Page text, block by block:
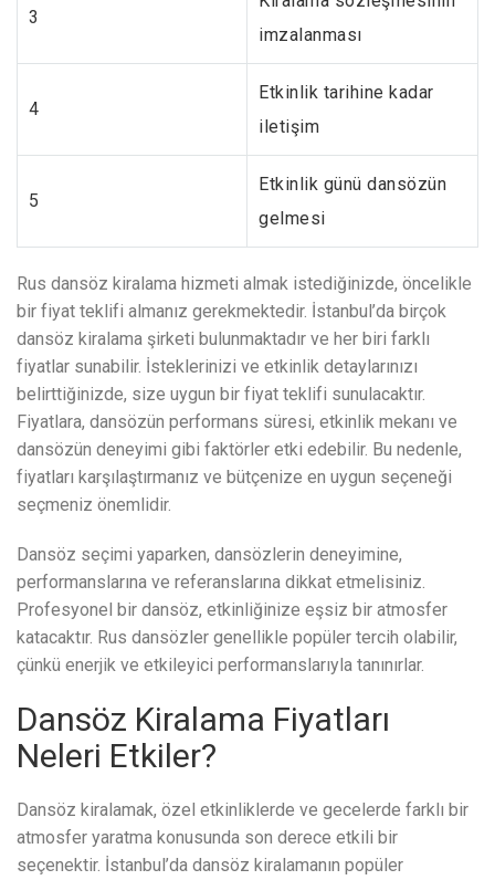
3
imzalanması
4
Etkinlik tarihine kadar
iletişim
5
Etkinlik günü dansözün
gelmesi
Rus dansöz kiralama hizmeti almak istediğinizde, öncelikle
bir fiyat teklifi almanız gerekmektedir. İstanbul’da birçok
dansöz kiralama şirketi bulunmaktadır ve her biri farklı
fiyatlar sunabilir. İsteklerinizi ve etkinlik detaylarınızı
belirttiğinizde, size uygun bir fiyat teklifi sunulacaktır.
Fiyatlara, dansözün performans süresi, etkinlik mekanı ve
dansözün deneyimi gibi faktörler etki edebilir. Bu nedenle,
fiyatları karşılaştırmanız ve bütçenize en uygun seçeneği
seçmeniz önemlidir.
Dansöz seçimi yaparken, dansözlerin deneyimine,
performanslarına ve referanslarına dikkat etmelisiniz.
Profesyonel bir dansöz, etkinliğinize eşsiz bir atmosfer
katacaktır. Rus dansözler genellikle popüler tercih olabilir,
çünkü enerjik ve etkileyici performanslarıyla tanınırlar.
Dansöz Kiralama Fiyatları
Neleri Etkiler?
Dansöz kiralamak, özel etkinliklerde ve gecelerde farklı bir
atmosfer yaratma konusunda son derece etkili bir
seçenektir. İstanbul’da dansöz kiralamanın popüler